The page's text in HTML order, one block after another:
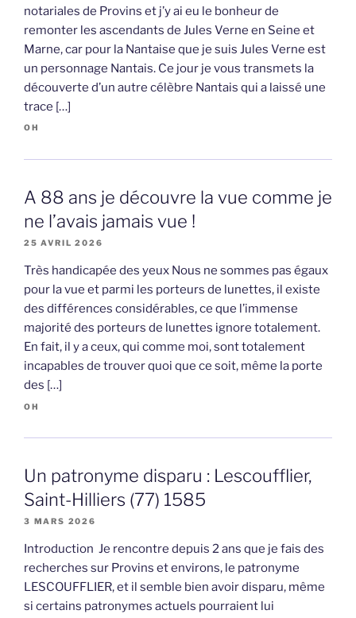
notariales de Provins et j’y ai eu le bonheur de
remonter les ascendants de Jules Verne en Seine et
Marne, car pour la Nantaise que je suis Jules Verne est
un personnage Nantais. Ce jour je vous transmets la
découverte d’un autre célèbre Nantais qui a laissé une
trace […]
OH
A 88 ans je découvre la vue comme je
ne l’avais jamais vue !
25 AVRIL 2026
Très handicapée des yeux Nous ne sommes pas égaux
pour la vue et parmi les porteurs de lunettes, il existe
des différences considérables, ce que l’immense
majorité des porteurs de lunettes ignore totalement.
En fait, il y a ceux, qui comme moi, sont totalement
incapables de trouver quoi que ce soit, même la porte
des […]
OH
Un patronyme disparu : Lescoufflier,
Saint-Hilliers (77) 1585
3 MARS 2026
Introduction Je rencontre depuis 2 ans que je fais des
recherches sur Provins et environs, le patronyme
LESCOUFFLIER, et il semble bien avoir disparu, même
si certains patronymes actuels pourraient lui